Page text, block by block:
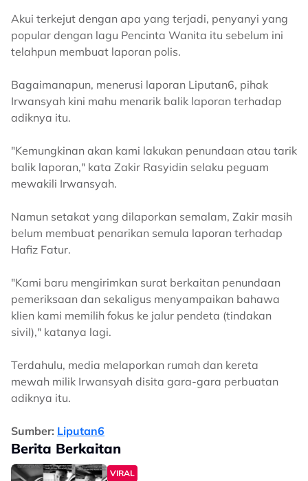
Akui terkejut dengan apa yang terjadi, penyanyi yang
popular dengan lagu Pencinta Wanita itu sebelum ini
telahpun membuat laporan polis.
Bagaimanapun, menerusi laporan Liputan6, pihak
Irwansyah kini mahu menarik balik laporan terhadap
adiknya itu.
"Kemungkinan akan kami lakukan penundaan atau tarik
balik laporan," kata Zakir Rasyidin selaku peguam
mewakili Irwansyah.
Namun setakat yang dilaporkan semalam, Zakir masih
belum membuat penarikan semula laporan terhadap
Hafiz Fatur.
"Kami baru mengirimkan surat berkaitan penundaan
pemeriksaan dan sekaligus menyampaikan bahawa
klien kami memilih fokus ke jalur pendeta (tindakan
sivil)," katanya lagi.
Terdahulu, media melaporkan rumah dan kereta
mewah milik Irwansyah disita gara-gara perbuatan
adiknya itu.
Sumber: Liputan6
Berita Berkaitan
VIRAL